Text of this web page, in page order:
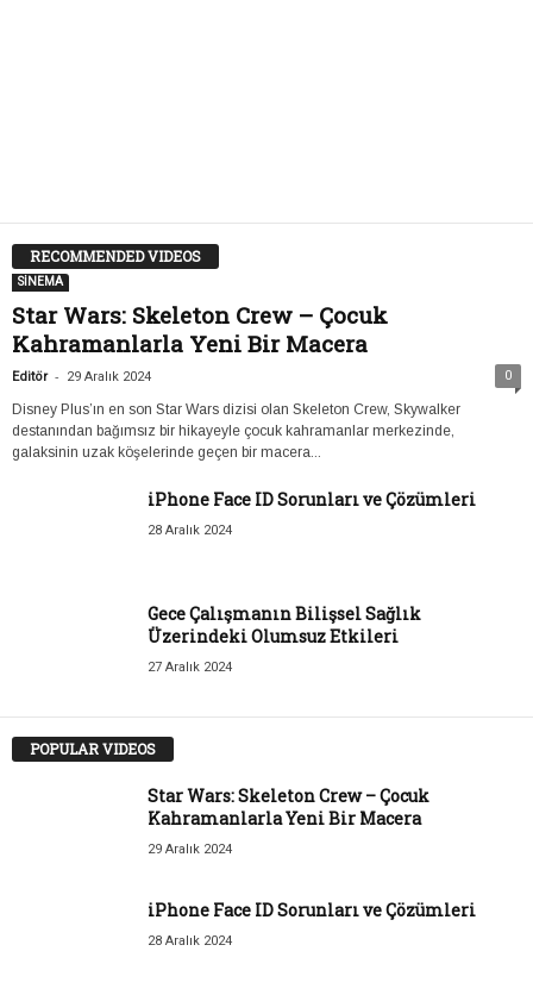
RECOMMENDED VIDEOS
SİNEMA
Star Wars: Skeleton Crew – Çocuk
Kahramanlarla Yeni Bir Macera
Editör - 29 Aralık 2024 0
Disney Plus’ın en son Star Wars dizisi olan Skeleton Crew, Skywalker
destanından bağımsız bir hikayeyle çocuk kahramanlar merkezinde,
galaksinin uzak köşelerinde geçen bir macera...
iPhone Face ID Sorunları ve Çözümleri
28 Aralık 2024
Gece Çalışmanın Bilişsel Sağlık
Üzerindeki Olumsuz Etkileri
27 Aralık 2024
POPULAR VIDEOS
Star Wars: Skeleton Crew – Çocuk
Kahramanlarla Yeni Bir Macera
29 Aralık 2024
iPhone Face ID Sorunları ve Çözümleri
28 Aralık 2024